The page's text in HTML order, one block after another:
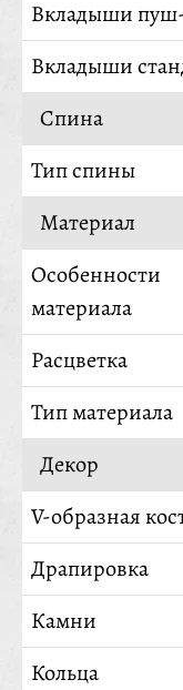
Вкладыши
Вкладыши
Спина
Тип спины
Материал
Особенности
материала
Расцветка
Тип материала
Декор
V-образная
Драпировка
Камни
Кольца